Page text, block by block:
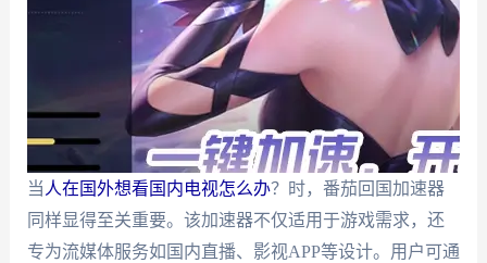
当 人在国外想看国内电视怎么办？时，番茄回国加速器
同样显得至关重要。该加速器不仅适用于游戏需求，还
专为流媒体服务如国内直播、影视APP等设计。用户可通